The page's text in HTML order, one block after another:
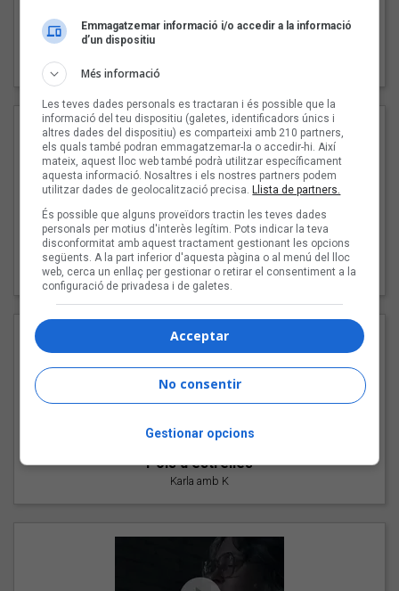
"Les cabres"
94 Rules amb Compte
"Pols d'estrelles"
Karla amb K
Emmagatzemar informació i/o accedir a la informació
d’un dispositiu
Més informació
Les teves dades personals es tractaran i és possible que la
informació del teu dispositiu (galetes, identificadors únics i
altres dades del dispositiu) es comparteixi amb 210 partners,
els quals també podran emmagatzemar-la o accedir-hi. Així
mateix, aquest lloc web també podrà utilitzar específicament
aquesta informació. Nosaltres i els nostres partners podem
utilitzar dades de geolocalització precisa. Llista de partners.
És possible que alguns proveïdors tractin les teves dades
personals per motius d'interès legítim. Pots indicar la teva
disconformitat amb aquest tractament gestionant les opcions
següents. A la part inferior d'aquesta pàgina o al menú del lloc
web, cerca un enllaç per gestionar o retirar el consentiment a la
configuració de privadesa i de galetes.
Acceptar
No consentir
Gestionar opcions